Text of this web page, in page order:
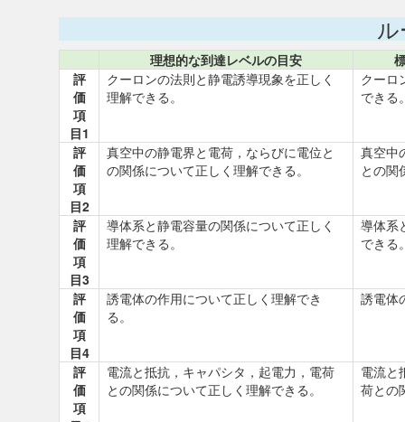
理想的な到達レベルの目安
評
価
項
目1
クーロンの法則と静電誘導現象を正しく
理解できる。
クーロ
できる
評
価
項
目2
真空中の静電界と電荷，ならびに電位と
の関係について正しく理解できる。
真空中
との関
評
価
項
目3
導体系と静電容量の関係について正しく
理解できる。
導体系
できる
評
価
項
目4
誘電体の作用について正しく理解でき
る。
誘電体
評
価
項
電流と抵抗，キャパシタ，起電力，電荷
との関係について正しく理解できる。
電流と
荷との